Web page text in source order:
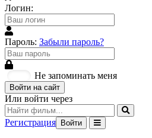
Логин:
Пароль: Забыли пароль?
Не запоминать меня
Войти на сайт
Или войти через
Регистрация Войти